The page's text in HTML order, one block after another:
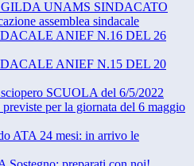
UNAMS SINDACATO
assemblea sindacale
ANIEF N.16 DEL 26
ANIEF N.15 DEL 20
SCUOLA del 6/5/2022
per la giornata del 6 maggio
ATA 24 mesi: in arrivo le